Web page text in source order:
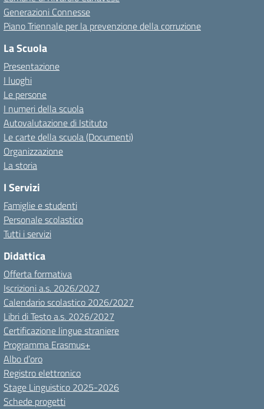
Generazioni Connesse
Piano Triennale per la prevenzione della corruzione
La Scuola
Presentazione
I luoghi
Le persone
I numeri della scuola
Autovalutazione di Istituto
Le carte della scuola (Documenti)
Organizzazione
La storia
I Servizi
Famiglie e studenti
Personale scolastico
Tutti i servizi
Didattica
Offerta formativa
Iscrizioni a.s. 2026/2027
Calendario scolastico 2026/2027
Libri di Testo a.s. 2026/2027
Certificazione lingue straniere
Programma Erasmus+
Albo d’oro
Registro elettronico
Stage Linguistico 2025-2026
Schede progetti